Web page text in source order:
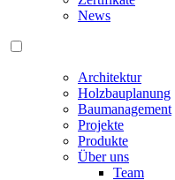
News
Architektur
Holzbauplanung
Baumanagement
Projekte
Produkte
Über uns
Team